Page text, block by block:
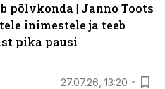
põlvkonda | Janno Toots
inimestele ja teeb
pika pausi
27.07.26, 13:20